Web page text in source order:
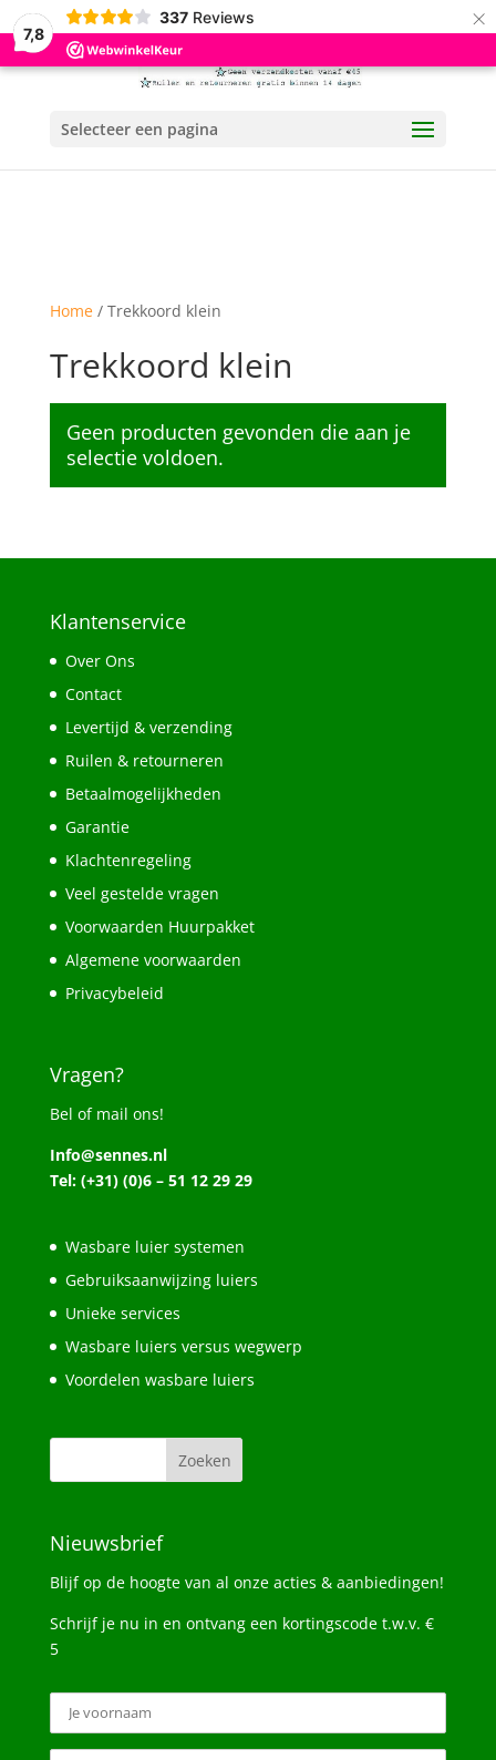
7,8
337 Reviews ×
Selecteer een pagina
Home/ Trekkoord klein
Trekkoord klein
Geen producten gevonden die aan je
selectie voldoen.
Klantenservice
Over Ons
Contact
Levertijd & verzending
Ruilen & retourneren
Betaalmogelijkheden
Garantie
Klachtenregeling
Veel gestelde vragen
Voorwaarden Huurpakket
Algemene voorwaarden
Privacybeleid
Vragen?
Bel of mail ons!
Info@sennes.nl
Tel: (+31) (0)6 – 51 12 29 29
Wasbare luier systemen
Gebruiksaanwijzing luiers
Unieke services
Wasbare luiers versus wegwerp
Voordelen wasbare luiers
Nieuwsbrief
Blijf op de hoogte van al onze acties & aanbiedingen!
Schrijf je nu in en ontvang een kortingscode t.w.v. €
5